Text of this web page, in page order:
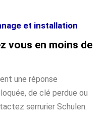
et installation
vous en moins de
une réponse
de clé perdue ou
serrurier Schulen.